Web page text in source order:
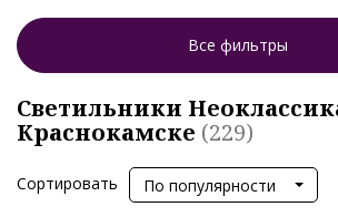
Все фильтры
Светильники
Краснокамске (229)
Сортировать По популярности